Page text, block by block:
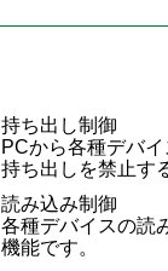
持ち出し制御
PCから各種デバ
持ち出しを禁止す
読み込み制御
各種デバイスの読
機能です。